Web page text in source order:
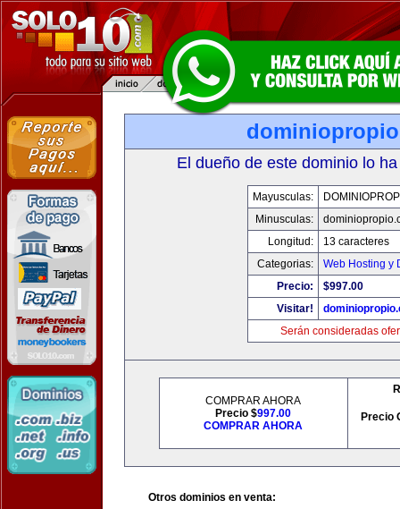
El dueño de este dominio lo
Mayusculas:
Minusculas:
Longitud:
13 caracteres
Categorias:
Web Hosting y
Precio:
$997.00
Visitar!
Serán consideradas
COMPRAR AHORA
Precio $997.00
COMPRAR AHORA
Precio
Otros dominios en venta: